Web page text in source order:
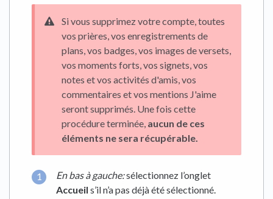
Si vous supprimez votre compte, toutes
vos prières, vos enregistrements de
plans, vos badges, vos images de versets,
vos moments forts, vos signets, vos
notes et vos activités d'amis, vos
commentaires et vos mentions J'aime
seront supprimés. Une fois cette
procédure terminée, aucun de ces
éléments ne sera récupérable.
En bas à gauche:sélectionnez l’onglet
Accueil s’il n’a pas déjà été sélectionné.